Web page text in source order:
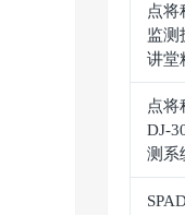
点将
监
讲堂
点将
DJ-
测系